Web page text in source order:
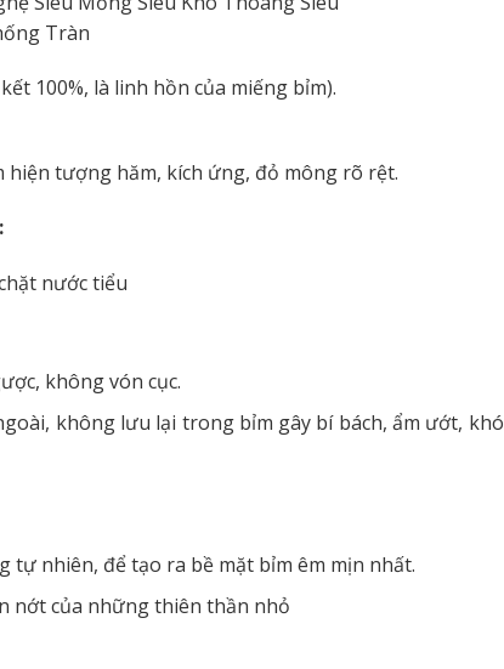
100%, là linh hồn của miếng bỉm).
tượng hăm, kích ứng, đỏ mông rõ rệt.
không vón cục.
không lưu lại trong bỉm gây bí bách, ẩm ướt, khó
tự nhiên, để tạo ra bề mặt bỉm êm mịn nhất.
nớt của những thiên thần nhỏ